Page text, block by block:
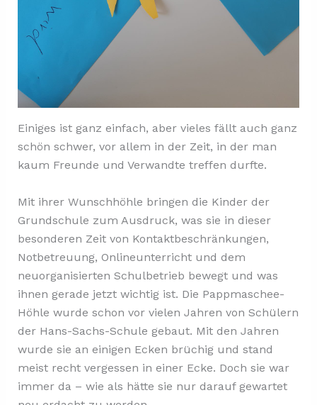
Einiges ist ganz einfach, aber vieles fällt auch ganz
schön schwer, vor allem in der Zeit, in der man
kaum Freunde und Verwandte treffen durfte.
Mit ihrer Wunschhöhle bringen die Kinder der
Grundschule zum Ausdruck, was sie in dieser
besonderen Zeit von Kontaktbeschränkungen,
Notbetreuung, Onlineunterricht und dem
neuorganisierten Schulbetrieb bewegt und was
ihnen gerade jetzt wichtig ist. Die Pappmaschee-
Höhle wurde schon vor vielen Jahren von Schülern
der Hans-Sachs-Schule gebaut. Mit den Jahren
wurde sie an einigen Ecken brüchig und stand
meist recht vergessen in einer Ecke. Doch sie war
immer da – wie als hätte sie nur darauf gewartet